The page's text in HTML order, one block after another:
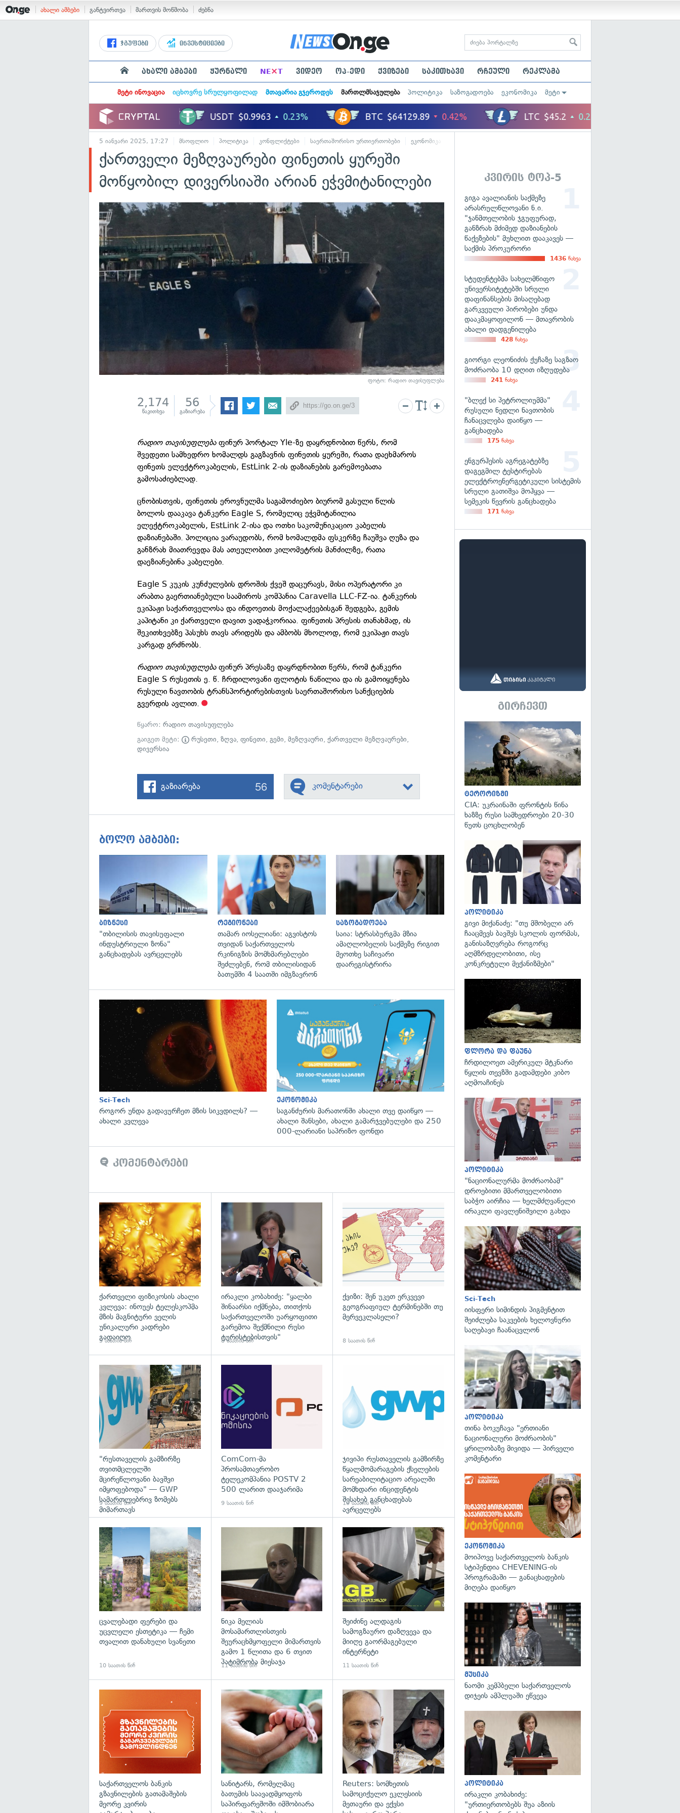
ახალი ამბები განტვირთვა მართვის მოწმობა ძებნა
ჯგუფები ინვესტიციები
ახალი ამბები ჟურნალი NE×T ვიდეო ოპ-ედი ქვიზები საკითხავი რჩეული რეკლამა
მეტი ინოვაცია იცხოვრე სრულყოფილად მთავარია გჯეროდეს მართლმსაჯულება პოლიტიკა საზოგადოება ეკონომიკა მეტი
5 იანვარი 2025, 17:27 მსოფლიო პოლიტიკა კონფლიქტები საერთაშორისო ურთიერთობები ეკონომიკა
ქართველი მეზღვაურები ფინეთის ყურეში
მოწყობილ დივერსიაში არიან ეჭვმიტანილები
ფოტო: რადიო თავისუფლება
2,174
წაკითხვა
56
გაზიარება
რადიო თავისუფლებაფინურ პორტალ Yle-ზე დაყრდნობით წერს, რომ
შვედეთი სამხედრო ხომალდს გაგზავნის ფინეთის ყურეში, რათა დაეხმაროს
ფინეთს ელექტროკაბელის, EstLink 2-ის დაზიანების გარემოებათა
გამოსაძიებლად.
ცნობისთვის, ფინეთის ეროვნულმა საგამოძიებო ბიურომ გასული წლის
ბოლოს დააკავა ტანკერი Eagle S, რომელიც ეჭვმიტანილია
ელექტროკაბელის, EstLink 2-ისა და ოთხი საკომუნიკაციო კაბელის
დაზიანებაში. პოლიცია ვარაუდობს, რომ ხომალდმა ფსკერზე ჩაუშვა ღუზა და
განზრახ მიათრევდა მას ათეულობით კილომეტრის მანძილზე, რათა
დაეზიანებინა კაბელები.
Eagle S კუკის კუნძულების დროშის ქვეშ დაცურავს, მისი ოპერატორი კი
არაბთა გაერთიანებული საამიროს კომპანია Caravella LLC-FZ-ია. ტანკერის
ეკიპაჟი საქართველოსა და ინდოეთის მოქალაქეებისგან შედგება, გემის
კაპიტანი კი ქართველი დავით ვადაჭკორიაა. ფინეთის პრესის თანახმად, ის
შეკითხვებზე პასუხს თავს არიდებს და ამბობს მხოლოდ, რომ ეკიპაჟი თავს
კარგად გრძნობს.
რადიო თავისუფლებაფინურ პრესაზე დაყრდნობით წერს, რომ ტანკერი
Eagle S რუსეთის ე. წ. ჩრდილოვანი ფლოტის ნაწილია და ის გამოიყენება
რუსული ნავთობის ტრანსპორტირებისთვის საერთაშორისო სანქციების
გვერდის ავლით.
წყარო:რადიო თავისუფლება
გაიგეთ მეტი:
რუსეთი,ზღვა,ფინეთი,გემი,მეზღვაური,ქართველი მეზღვაურები,
დივერსია
გაზიარება 56 კომენტარები
ბოლო ამბები:
გადახედვა
ბიზნესი
"თბილისის თავისუფალი
ინდუსტრიული ზონა"
განცხადებას ავრცელებს
გადახედვა
რეგიონები
თამარ იოსელიანი: აგვისტოს
თვიდან საქართველოს
რკინიგზის მომხმარებლები
შეძლებენ, რომ თბილისიდან
ბათუმში 4 საათში იმგზავრონ
გადახედვა
საზოგადოება
საია: სტრასბურგმა მზია
ამაღლობელის საქმეზე რიგით
მეოთხე საჩივარი
დაარეგისტრირა
გადახედვა
Sci-Tech
როგორ უნდა გადავურჩეთ მზის სიკვდილს? —
ახალი კვლევა
ეკონომიკა
საგანძურის მარათონში ახალი თვე დაიწყო —
ახალი შანსები, ახალი გამარჯვებულები და 250
000-ლარიანი საპრიზო ფონდი
კომენტარები
გადახედვა
ქართველი ფიზიკოსის ახალი
კვლევა: ინოუეს ტელესკოპმა
მზის მაგნიტური ველის
უნიკალური კადრები
გადაიღო
5 საათის წინ
გადახედვა
ირაკლი კობახიძე: "ყალბი
შინაარსი იქმნება, თითქოს
საქართველოში უარყოფითი
გარემოა შექმნილი რუსი
ტურისტებისთვის"
8 საათის წინ
ქვიზი: შენ უკეთ ერკვევი
გეოგრაფიულ ტერმინებში თუ
მერვეკლასელი?
8 საათის წინ
"რუსთაველის გამზირზე
თვითმცლელში
მცირეწლოვანი ბავშვი
იმყოფებოდა" — GWP
სამართლებრივ ზომებს
მიმართავს
9 საათის წინ
ComCom-მა
პროსამთავრობო
ტელეკომპანია POSTV 2
500 ლარით დააჯარიმა
9 საათის წინ
ჯივიპი რუსთაველის გამზირზე
წყალმომარაგების ქსელების
სარეაბილიტაციო არეალში
მომხდარი ინციდენტის
შესახებ განცხადებას
ავრცელებს
10 საათის წინ
ცვალებადი ფერები და
უცვლელი ესთეტიკა — ჩემი
თვალით დანახული სვანეთი
10 საათის წინ
გადახედვა
ნიკა მელიას
მოსამართლისთვის
შეურაცხმყოფელი მიმართვის
გამო 1 წლითა და 6 თვით
პატიმრობა მიესაჯა
11 საათის წინ
შეიძინე ალდაგის
სამოგზაურო დაზღვევა და
მიიღე გაორმაგებული
ინტერნეტი
11 საათის წინ
საქართველოს ბანკის
გზავნილების გათამაშების
მეორე კვირის
გადახედვა
სანიტარს, რომელმაც
ბათუმის საავადმყოფოს
საპირფარეშოში იმშობიარა
გადახედვა
Reuters: სომხეთის
სამოციქულო ეკლესიის
მეთაური და ექვსი
კვირის ტოპ-5
გიგა ავალიანის საქმეზე
არასრულწლოვანი ნ.ი.
"ჯანმთელობის ჯგუფურად,
განზრახ მძიმედ დაზიანების
წაქეზების" მუხლით დააკავეს —
საქმის პროკურორი
1436 ნახვა
სტუდენტებმა სახელმწიფო
უნივერსიტეტებში სრული
დაფინანსების მისაღებად
გარკვეული პირობები უნდა
დააკმაყოფილონ — მთავრობის
ახალი დადგენილება
428 ნახვა
გიორგი ლეონიძის ქუჩაზე საგზაო
მოძრაობა 10 დღით იზღუდება
241 ნახვა
"ბლექ სი პეტროლიუმმა"
რუსული ნედლი ნავთობის
ჩანაცვლება დაიწყო —
განცხადება
175 ნახვა
ენგურჰესის აგრეგატებზე
დაგეგმილ ტესტირებას
ელექტროენერგეტიკული სისტემის
სრული გათიშვა მოჰყვა —
სემეკის წევრის განცხადება
171 ნახვა
გირჩევთ
ტერორიზმი
CIA: უკრაინაში ფრონტის წინა
ხაზზე რუსი სამხედროები 20-30
წუთს ცოცხლობენ
პოლიტიკა
გივი მიქანაძე: "თუ მშობელი არ
ჩააცმევს ბავშვს სკოლის ფორმას,
განისაზღვრება როგორც
აღმზრდელობითი, ისე
კონკრეტული მექანიზმები"
ფლორა და ფაუნა
ჩრდილოეთ ამერიკულ მტკნარი
წყლის თევზში გადამდები კიბო
აღმოაჩინეს
პოლიტიკა
"ნაციონალურმა მოძრაობამ"
დროებითი მმართველობითი
საბჭო აირჩია — ხელმძღვანელი
ირაკლი ფავლენიშვილი გახდა
Sci-Tech
იისფერი სიმინდის პიგმენტით
შეიძლება საკვების ხელოვნური
საღებავი ჩაანაცვლონ
პოლიტიკა
თინა ბოკუჩავა "ერთიანი
ნაციონალური მოძრაობის"
ყრილობაზე მივიდა — პირველი
კომენტარი
ეკონომიკა
მოიპოვე საქართველოს ბანკის
სტიპენდია CHEVENING-ის
პროგრამაში — განაცხადების
მიღება დაიწყო
მუსიკა
ნაომი კემპბელი საქართველოს
დიჯეის ამპლუაში ეწვევა
პოლიტიკა
ირაკლი კობახიძე:
"ურთიერთობებს შუა აზიის